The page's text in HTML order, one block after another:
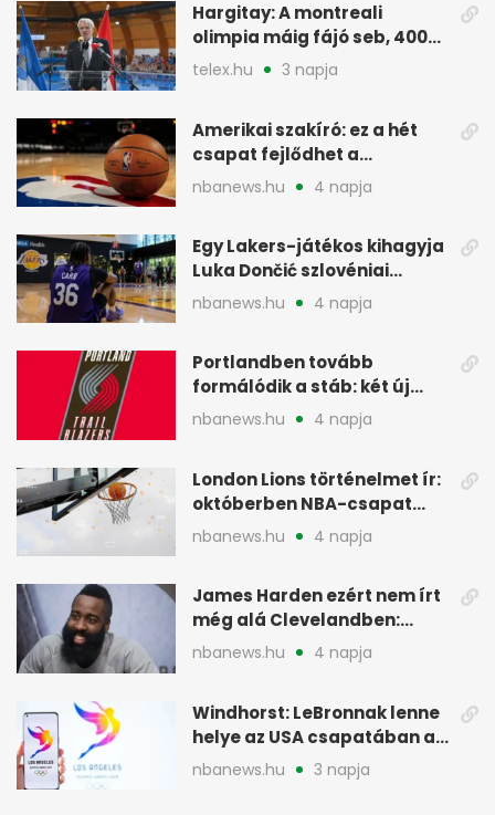
Hargitay: A montreali
olimpia máig fájó seb, 400
vegyesen 4. lett
telex.hu 3 napja
Amerikai szakíró: ez a hét
csapat fejlődhet a
legtöbbet az NBA-ben
nbanews.hu 4 napja
Egy Lakers-játékos kihagyja
Luka Dončić szlovéniai
minicampjét
nbanews.hu 4 napja
Portlandben tovább
formálódik a stáb: két új
szakember a Blazersnél
nbanews.hu 4 napja
London Lions történelmet ír:
októberben NBA-csapat
ellen lép pályára
nbanews.hu 4 napja
James Harden ezért nem írt
még alá Clevelandben:
pénzügyi okok
nbanews.hu 4 napja
Windhorst: LeBronnak lenne
helye az USA csapatában a
2028-as olimpián
nbanews.hu 3 napja